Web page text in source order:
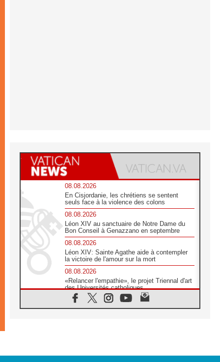
08.08.2026
En Cisjordanie, les chrétiens se sentent
seuls face à la violence des colons
08.08.2026
Léon XIV au sanctuaire de Notre Dame du
Bon Conseil à Genazzano en septembre
08.08.2026
Léon XIV: Sainte Agathe aide à contempler
la victoire de l'amour sur la mort
08.08.2026
«Relancer l'empathie», le projet Triennal d'art
des Universités catholiques
08.08.2026
Signis 2026, donner la parole aux religieuses
07.08.2026